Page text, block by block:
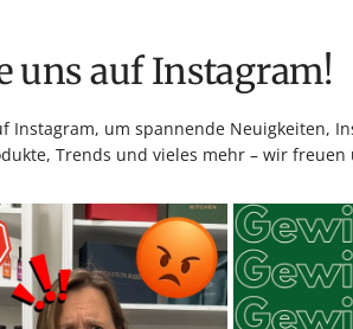
uns auf Instagram!
Instagram, um spannende Neuigkeiten,
Trends und vieles mehr – wir freuen